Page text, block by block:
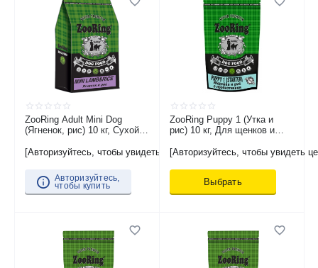
ZooRing Adult Mini Dog
(Ягненок, рис) 10 кг, Сухой
мелких и средних пород,
страдающих плохим
пищеварением
[Авторизуйтесь, чтобы увидеть цену]
Авторизуйтесь,
чтобы купить
ZooRing Puppy 1 (Утка и
рис) 10 кг, Для щенков и
пород
[Авторизуйтесь, чтобы увидеть
Выбрать